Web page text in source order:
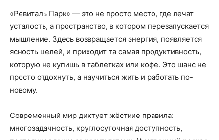
«Ревиталь Парк» — это не просто место, где лечат
усталость, а пространство, в котором перезапускается
мышление. Здесь возвращается энергия, появляется
ясность целей, и приходит та самая продуктивность,
которую не купишь в таблетках или кофе. Это шанс не
просто отдохнуть, а научиться жить и работать по-
новому.
Современный мир диктует жёсткие правила:
многозадачность, круглосуточная доступность,